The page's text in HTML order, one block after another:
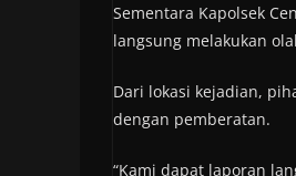
Sementara Kapolsek
langsung melakukan
Dari lokasi kejadian,
dengan pemberatan.
“Kami dapat laporan